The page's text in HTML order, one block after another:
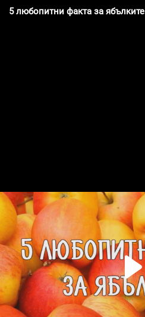
5 любопитни факта за ябълките